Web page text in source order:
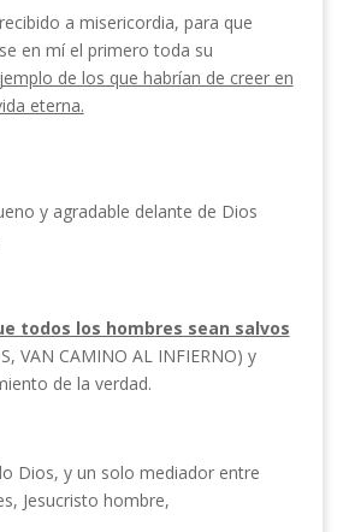
a misericordia, para que
en mí el primero toda su
de los que habrían de creer en
eterna.
y agradable delante de Dios
todos los hombres sean salvos
VAN CAMINO AL INFIERNO) y
de la verdad.
Dios, y un solo mediador entre
Jesucristo hombre,